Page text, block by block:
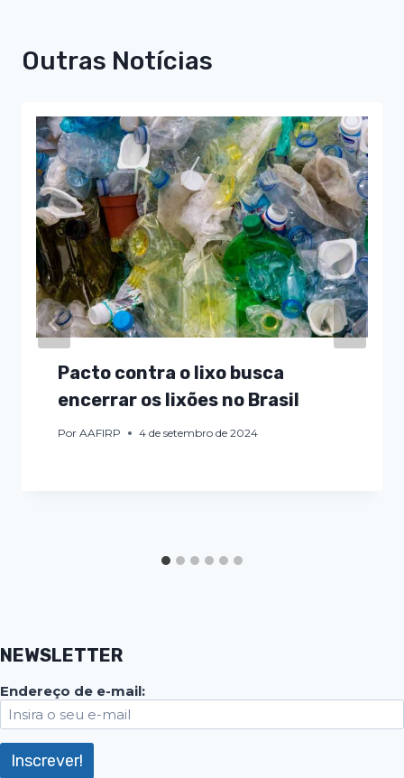
Outras Notícias
Pacto contra o lixo busca
encerrar os lixões no Brasil
Por AAFIRP 4 de setembro de 2024
NEWSLETTER
Endereço de e-mail: